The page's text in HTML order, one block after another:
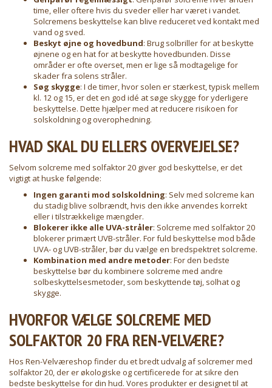
time, eller oftere hvis du sveder eller har været i vandet.
Solcremens beskyttelse kan blive reduceret ved kontakt med
vand og sved.
Beskyt øjne og hovedbund: Brug solbriller for at beskytte
øjnene og en hat for at beskytte hovedbunden. Disse
områder er ofte overset, men er lige så modtagelige for
skader fra solens stråler.
Søg skygge: I de timer, hvor solen er stærkest, typisk mellem
kl. 12 og 15, er det en god idé at søge skygge for yderligere
beskyttelse. Dette hjælper med at reducere risikoen for
solskoldning og overophedning.
HVAD SKAL DU ELLERS OVERVEJELSE?
Selvom solcreme med solfaktor 20 giver god beskyttelse, er det
vigtigt at huske følgende:
Ingen garanti mod solskoldning: Selv med solcreme kan
du stadig blive solbrændt, hvis den ikke anvendes korrekt
eller i tilstrækkelige mængder.
Blokerer ikke alle UVA-stråler: Solcreme med solfaktor 20
blokerer primært UVB-stråler. For fuld beskyttelse mod både
UVA- og UVB-stråler, bør du vælge en bredspektret solcreme.
Kombination med andre metoder: For den bedste
beskyttelse bør du kombinere solcreme med andre
solbeskyttelsesmetoder, som beskyttende tøj, solhat og
skygge.
HVORFOR VÆLGE SOLCREME MED
SOLFAKTOR 20 FRA REN-VELVÆRE?
Hos Ren-Velværeshop finder du et bredt udvalg af solcremer med
solfaktor 20, der er økologiske og certificerede for at sikre den
bedste beskyttelse for din hud. Vores produkter er designet til at